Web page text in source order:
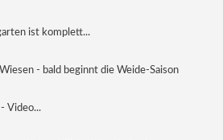
ist komplett...
- bald beginnt die Weide-Saison
Video...